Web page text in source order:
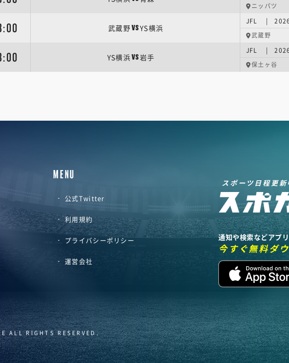
ニッパツ
武蔵野VSYS横浜
JFL | 2026
武蔵野
YS横浜VS岩手
JFL | 2026
保土ヶ谷
MENU
公式Twitter
利用規約
プライバシーポリシー
運営会社
スポーツ日程更新
通知や検索などアプ
今すぐ無料ダ
ALL RIGHTS RESERVED.